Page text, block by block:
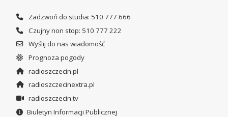
Zadzwoń do studia: 510 777 666
Czujny non stop: 510 777 222
Wyślij do nas wiadomość
Prognoza pogody
radioszczecin.pl
radioszczecinextra.pl
radioszczecin.tv
Biuletyn Informacji Publicznej